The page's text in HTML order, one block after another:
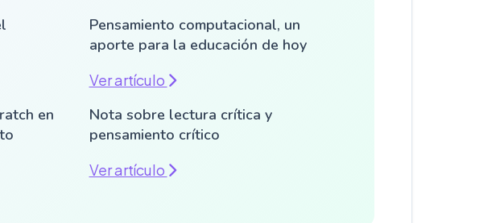
Pensamiento computacional, un
aporte para la educación de hoy
Ver artículo
en
Nota sobre lectura crítica y
pensamiento crítico
Ver artículo